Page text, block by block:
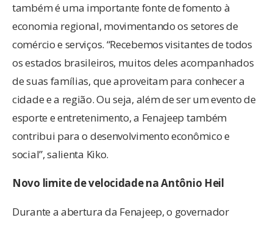
também é uma importante fonte de fomento à
economia regional, movimentando os setores de
comércio e serviços. “Recebemos visitantes de todos
os estados brasileiros, muitos deles acompanhados
de suas famílias, que aproveitam para conhecer a
cidade e a região. Ou seja, além de ser um evento de
esporte e entretenimento, a Fenajeep também
contribui para o desenvolvimento econômico e
social”, salienta Kiko.
Novo limite de velocidade na Antônio Heil
Durante a abertura da Fenajeep, o governador